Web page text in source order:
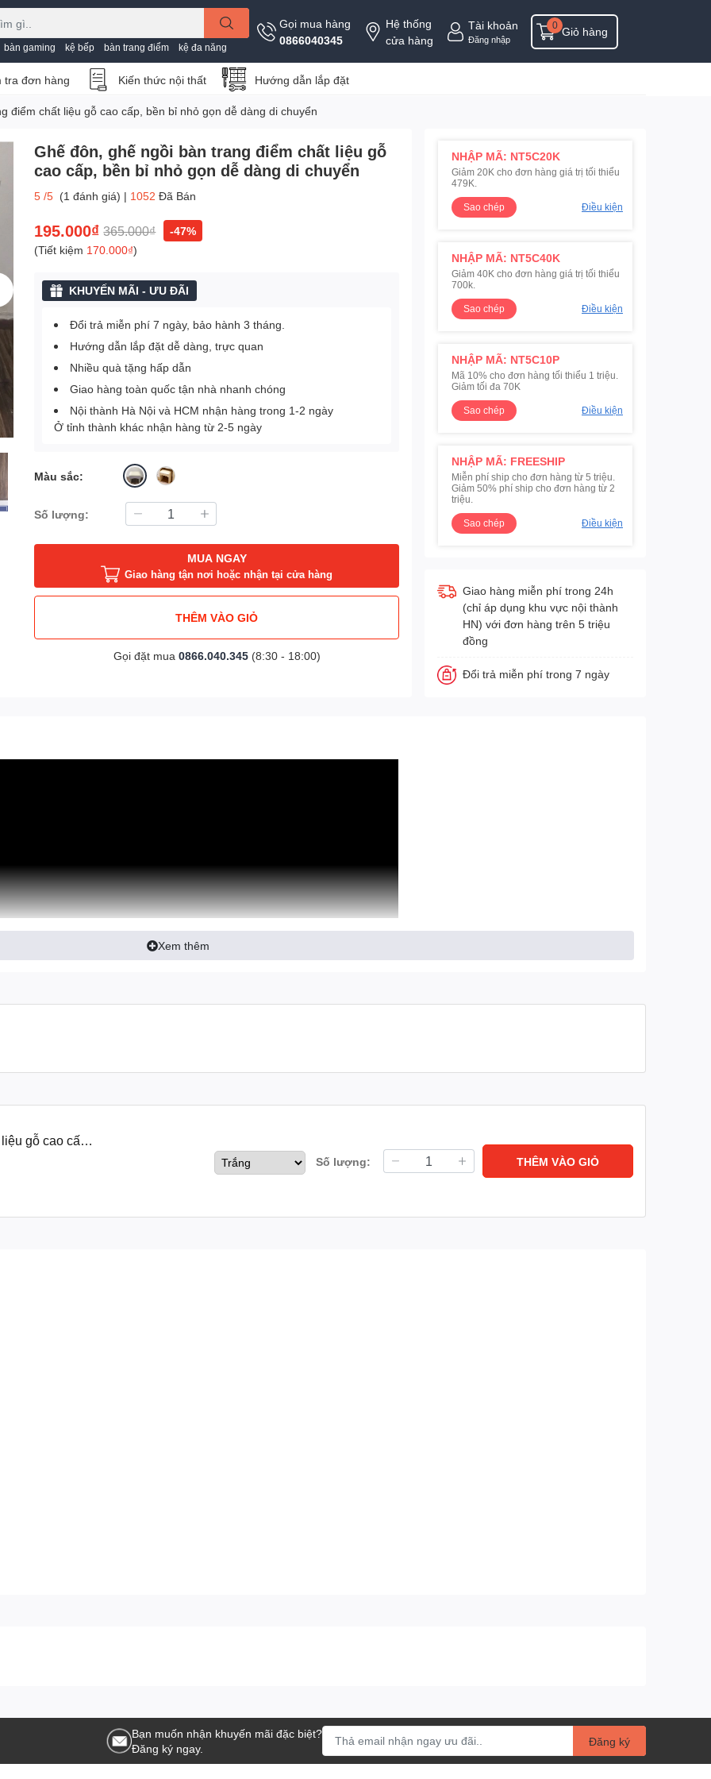
bàn gaming kệ bếp bàn trang điểm kệ đa năng
Gọi mua hàng
0866040345
Hệ thống
cửa hàng
Tài khoản
Đăng nhập
Giỏ hàng
0
tra đơn hàng Kiến thức nội thất Hướng dẫn lắp đặt
điểm chất liệu gỗ cao cấp, bền bỉ nhỏ gọn dễ dàng di chuyển
Ghế đôn, ghế ngồi bàn trang điểm chất liệu gỗ
cao cấp, bền bỉ nhỏ gọn dễ dàng di chuyển
5 /5 (1 đánh giá) | 1052 Đã Bán
195.000₫ 365.000₫
-47%
(Tiết kiệm 170.000₫)
KHUYẾN MÃI - ƯU ĐÃI
Đổi trả miễn phí 7 ngày, bảo hành 3 tháng.
Hướng dẫn lắp đặt dễ dàng, trực quan
Nhiều quà tặng hấp dẫn
Giao hàng toàn quốc tận nhà nhanh chóng
Nội thành Hà Nội và HCM nhận hàng trong 1-2 ngày
Ở tỉnh thành khác nhận hàng từ 2-5 ngày
Màu sắc:
Số lượng:
MUA NGAY
Giao hàng tận nơi hoặc nhận tại cửa hàng
THÊM VÀO GIỎ
Gọi đặt mua 0866.040.345(8:30 - 18:00)
NHẬP MÃ: NT5C20K
Giảm 20K cho đơn hàng giá trị tối thiểu
479K.
Sao chép
Điều kiện
NHẬP MÃ: NT5C40K
Giảm 40K cho đơn hàng giá trị tối thiểu
700k.
Sao chép
Điều kiện
NHẬP MÃ: NT5C10P
Mã 10% cho đơn hàng tối thiểu 1 triệu.
Giảm tối đa 70K
Sao chép
Điều kiện
NHẬP MÃ: FREESHIP
Miễn phí ship cho đơn hàng từ 5 triệu.
Giảm 50% phí ship cho đơn hàng từ 2
triệu.
Sao chép
Điều kiện
Giao hàng miễn phí trong 24h
(chỉ áp dụng khu vực nội thành
HN) với đơn hàng trên 5 triệu
đồng
Đổi trả miễn phí trong 7 ngày
bỉ nhỏ gọn dễ dàng di chuyển
đẹp, được lựa chọn kỹ càng với những thiết kế độc đáo, hợp với xu hướng, hứa hẹn mang lại một không gian sống tiện
dễ dàng vệ sinh.
hợp mọi không gian tại nhà tại spa salon shop
Nội, Hà Đông, Hà nội.
Xem thêm
gỗ cao cấp,
Số lượng: THÊM VÀO GIỎ
Bạn muốn nhận khuyến mãi đặc biệt?
Đăng ký ngay.
Đăng ký